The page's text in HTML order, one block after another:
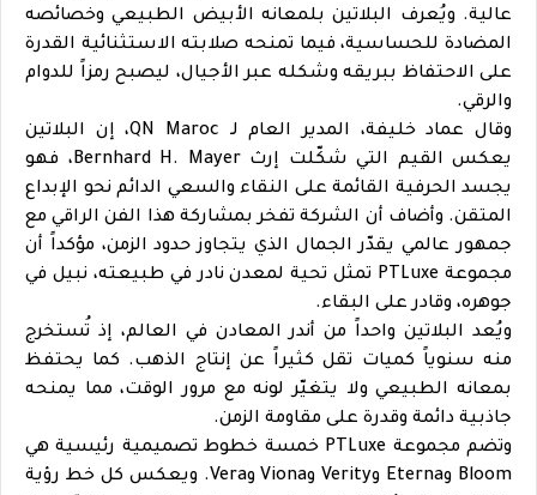
عالية. ويُعرف البلاتين بلمعانه الأبيض الطبيعي وخصائصه
المضادة للحساسية، فيما تمنحه صلابته الاستثنائية القدرة
على الاحتفاظ ببريقه وشكله عبر الأجيال، ليصبح رمزاً للدوام
والرقي.
وقال عماد خليفة، المدير العام لـ QN Maroc، إن البلاتين
يعكس القيم التي شكّلت إرث Bernhard H. Mayer، فهو
يجسد الحرفية القائمة على النقاء والسعي الدائم نحو الإبداع
المتقن. وأضاف أن الشركة تفخر بمشاركة هذا الفن الراقي مع
جمهور عالمي يقدّر الجمال الذي يتجاوز حدود الزمن، مؤكداً أن
مجموعة PTLuxe تمثل تحية لمعدن نادر في طبيعته، نبيل في
جوهره، وقادر على البقاء.
ويُعد البلاتين واحداً من أندر المعادن في العالم، إذ تُستخرج
منه سنوياً كميات تقل كثيراً عن إنتاج الذهب. كما يحتفظ
بمعانه الطبيعي ولا يتغيّر لونه مع مرور الوقت، مما يمنحه
جاذبية دائمة وقدرة على مقاومة الزمن.
وتضم مجموعة PTLuxe خمسة خطوط تصميمية رئيسية هي
Bloom وEterna وVerity وViona وVera. ويعكس كل خط رؤية